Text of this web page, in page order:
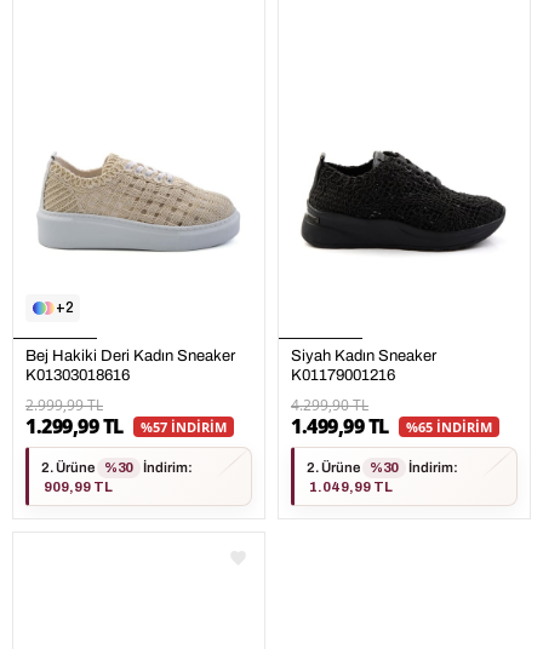
2
Bej Hakiki Deri Kadın Sneaker
K01303018616
2.999,99 TL
1.299,99 TL %57 İNDİRİM
2. Ürüne %30 İndirim:
909,99 TL
Siyah Kadın Sneaker
K01179001216
4.299,90 TL
1.499,99 TL %65 İNDİRİM
2. Ürüne %30 İndirim:
1.049,99 TL